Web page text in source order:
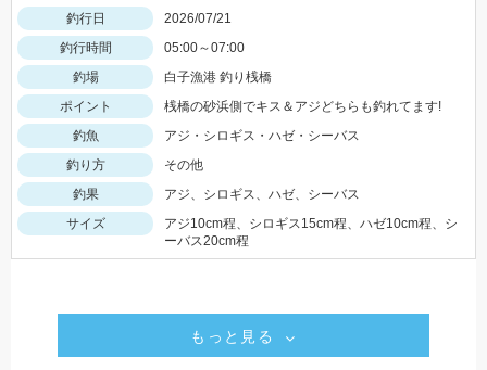
釣行日
2026/07/21
釣行時間
05:00～07:00
釣場
白子漁港 釣り桟橋
ポイント
桟橋の砂浜側でキス＆アジどちらも釣れてます!
釣魚
アジ・シロギス・ハゼ・シーバス
釣り方
その他
釣果
アジ、シロギス、ハゼ、シーバス
サイズ
アジ10cm程、シロギス15cm程、ハゼ10cm程、シ
ーバス20cm程
もっと見る